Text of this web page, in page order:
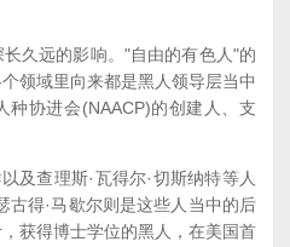
久远的影响。"自由的有色人"的
领域里向来都是黑人领导层当中
种协进会(NAACP)的创建人、支
查理斯·瓦得尔·切斯纳特等人
古得·马歇尔则是这些人当中的后
获得博士学位的黑人，在美国首